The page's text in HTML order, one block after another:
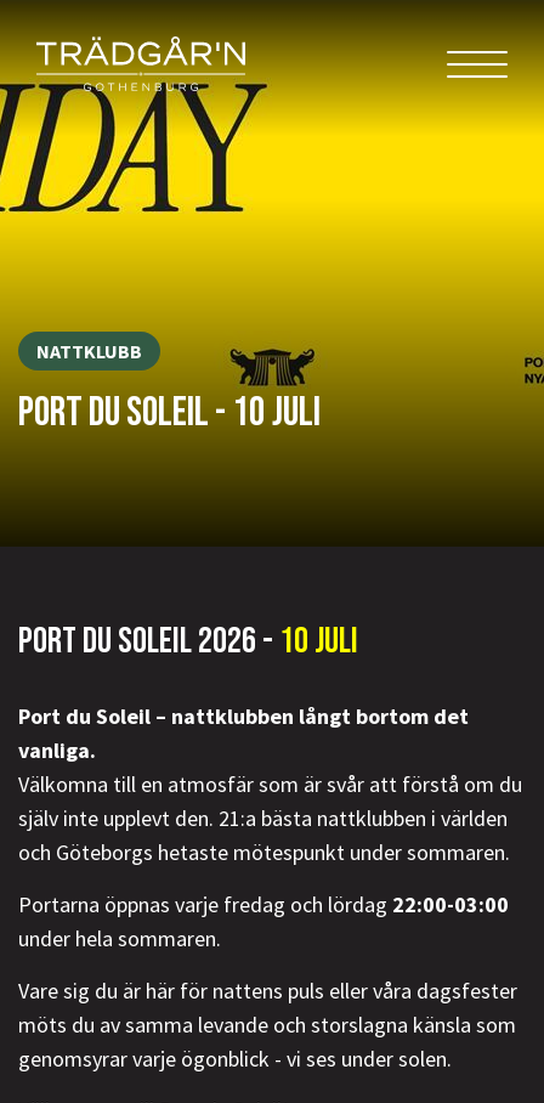
NATTKLUBB
PORT DU SOLEIL - 10 JULI
PORT DU SOLEIL 2026 - 10 JULI
Port du Soleil – nattklubben långt bortom det
vanliga.
Välkomna till en atmosfär som är svår att förstå om du
själv inte upplevt den. 21:a bästa nattklubben i världen
och Göteborgs hetaste mötespunkt under sommaren.
Portarna öppnas varje fredag och lördag 22:00-03:00
under hela sommaren.
Vare sig du är här för nattens puls eller våra dagsfester
möts du av samma levande och storslagna känsla som
genomsyrar varje ögonblick - vi ses under solen.